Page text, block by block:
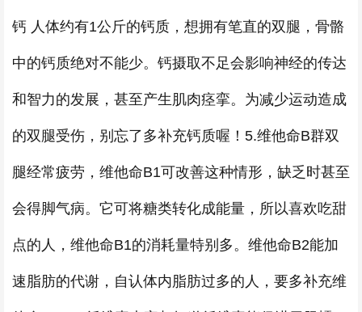
钙 人体约有1公斤的钙质，想拥有笔直的双腿，骨骼
中的钙质绝对不能少。钙摄取不足会影响神经的传达
和智力的发展，甚至产生肌肉痉挛。为减少运动造成
的双腿受伤，别忘了多补充钙质喔！5.维他命B群双
腿经常疲劳，维他命B1可改善这种情形，缺乏时甚至
会得脚气病。它可将糖类转化成能量，所以喜欢吃甜
点的人，维他命B1的消耗量特别多。维他命B2能加
速脂肪的代谢，自认体内脂肪过多的人，要多补充维